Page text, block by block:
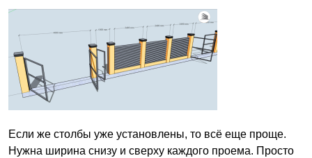
Если же столбы уже установлены, то всё еще проще.
Нужна ширина снизу и сверху каждого проема. Просто